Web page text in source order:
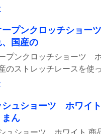
ープンクロッチショ
国産の
プンクロッチショーツ
のストレッチレースを使
シュショーツ ホワ
まん
ュショーツ ホワイト 商